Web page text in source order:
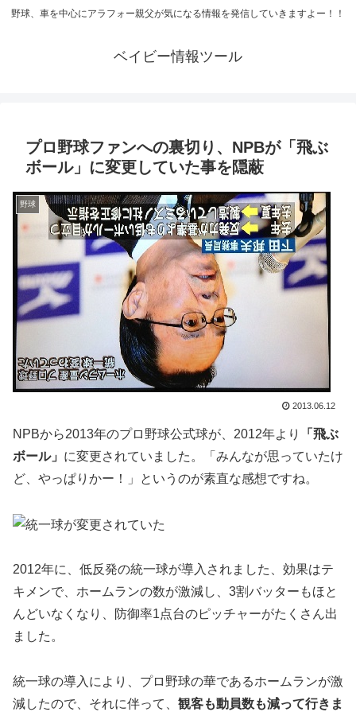
野球、車を中心にアラフォー親父が気になる情報を発信していきますよー！！
ベイビー情報ツール
プロ野球ファンへの裏切り、NPBが「飛ぶ
ボール」に変更していた事を隠蔽
野球
2013.06.12
NPBから2013年のプロ野球公式球が、2012年より
「飛ぶ
ボール」 に変更されていました。「みんなが思っていたけ
ど、やっぱりかー！」というのが素直な感想ですね。
2012年に、低反発の統一球が導入されました、効果はテ
キメンで、ホームランの数が激減し、3割バッターもほと
んどいなくなり、防御率1点台のピッチャーがたくさん出
ました。
統一球の導入により、プロ野球の華であるホームランが激
減したので、それに伴って、 観客も動員数も減って行きま